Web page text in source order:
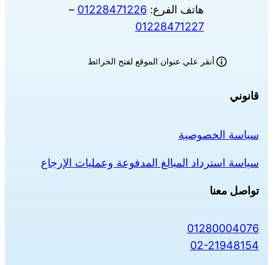
هاتف الفرع: 01228471226
–
01228471227
أنقر علي عنوان الموقع لفتح الخرائط
قانوني
سياسة الخصوصية
سياسة استرداد المبالغ المدفوعة وعمليات الإرجاع
تواصل معنا
01280004076
02-21948154